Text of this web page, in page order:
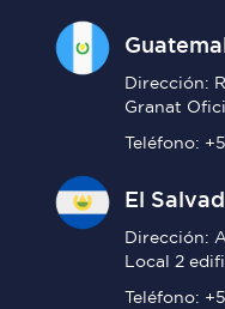
Dirección:
Granat
Teléfono:
El
Dirección:
Local 2
Teléfono: